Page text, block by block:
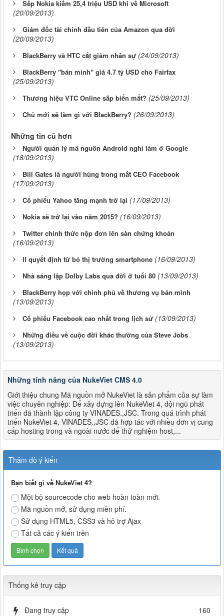
Sếp Nokia kiếm 25,4 triệu USD khi về Microsoft
(20/09/2013)
Giám đốc tài chính đầu tiên của Amazon qua đời
(20/09/2013)
BlackBerry và HTC cắt giảm nhân sự (24/09/2013)
BlackBerry "bán mình" giá 4.7 tỷ USD cho Fairfax
(25/09/2013)
Thương hiệu VTC Online sắp biến mất? (25/09/2013)
Chủ mới sẽ làm gì với BlackBerry? (26/09/2013)
Những tin cũ hơn
Người quản lý mã nguồn Android nghỉ làm ở Google
(18/09/2013)
Bill Gates là người hùng trong mắt CEO Facebook
(17/09/2013)
Cổ phiếu Yahoo tăng mạnh trở lại (17/09/2013)
Nokia sẽ trở lại vào năm 2015? (16/09/2013)
Twitter chính thức nộp đơn lên sàn chứng khoán
(16/09/2013)
ll quyết định từ bỏ thị trường smartphone (16/09/2013)
Nhà sáng lập Dolby Labs qua đời ở tuổi 80 (13/09/2013)
BlackBerry họp với chính phủ về thương vụ bán mình
(13/09/2013)
Cổ phiếu Facebook cao nhất trong lịch sử (13/09/2013)
Những điều về cuộc đời khác thường của Steve Jobs
(13/09/2013)
Những tính năng của NukeViet CMS 4.0
Giới thiệu chung Mã nguồn mở NukeViet là sản phẩm của sự làm
việc chuyên nghiệp: Để xây dựng lên NukeViet 4, đội ngũ phát
triển đã thành lập công ty VINADES.,JSC. Trong quá trình phát
triển NukeViet 4, VINADES.,JSC đã hợp tác với nhiều đơn vị cung
cấp hosting trong và ngoài nước để thử nghiệm host,...
Thăm dò ý kiến
Bạn biết gì về NukeViet 4?
Một bộ sourcecode cho web hoàn toàn mới.
Mã nguồn mở, sử dụng miễn phí.
Sử dụng HTML5, CSS3 và hỗ trợ Ajax
Tất cả các ý kiến trên
Thống kê truy cập
Đang truy cập
160